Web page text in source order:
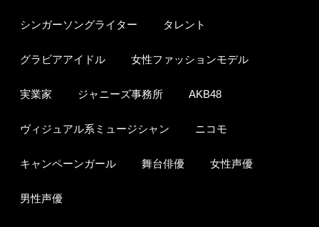
シンガーソングライター タレント
グラビアアイドル 女性ファッションモデル
実業家 ジャニーズ事務所 AKB48
ヴィジュアル系ミュージシャン ニコモ
キャンペーンガール 舞台俳優 女性声優
男性声優